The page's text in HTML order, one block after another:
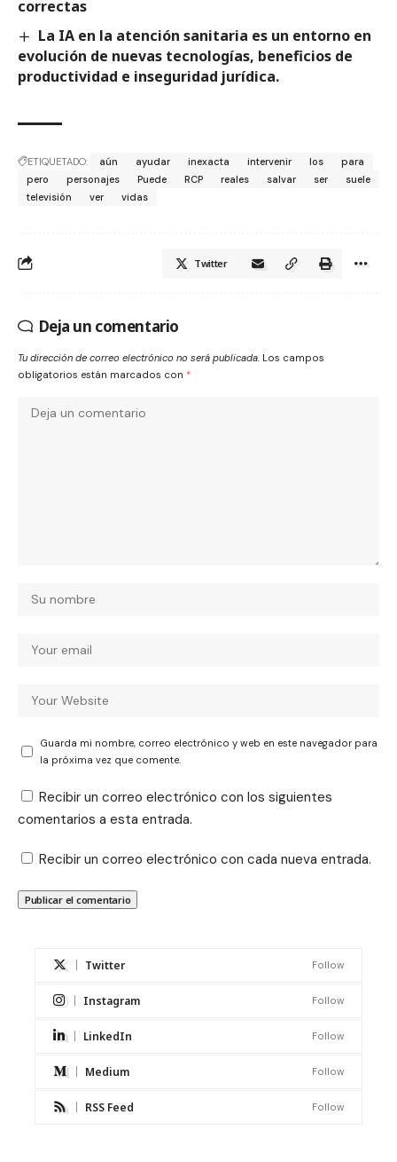
correctas
La IA en la atención sanitaria es un entorno en
evolución de nuevas tecnologías, beneficios de
productividad e inseguridad jurídica.
ETIQUETADO: aún ayudar inexacta intervenir los
para
pero
personajes Puede RCP reales salvar ser
suele
televisión
ver vidas
Twitter
Deja un comentario
Tu dirección de correo electrónico no será publicada. Los campos
obligatorios están marcados con *
Guarda mi nombre, correo electrónico y web en este navegador para
la próxima vez que comente.
Recibir un correo electrónico con los siguientes
comentarios a esta entrada.
Recibir un correo electrónico con cada nueva entrada.
Twitter Follow
Instagram Follow
LinkedIn Follow
Medium Follow
RSS Feed Follow